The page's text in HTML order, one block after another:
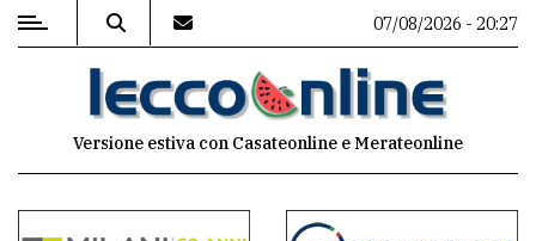
MENU
07/08/2026 - 20:27
Versione estiva con Casateonline e Merateonline